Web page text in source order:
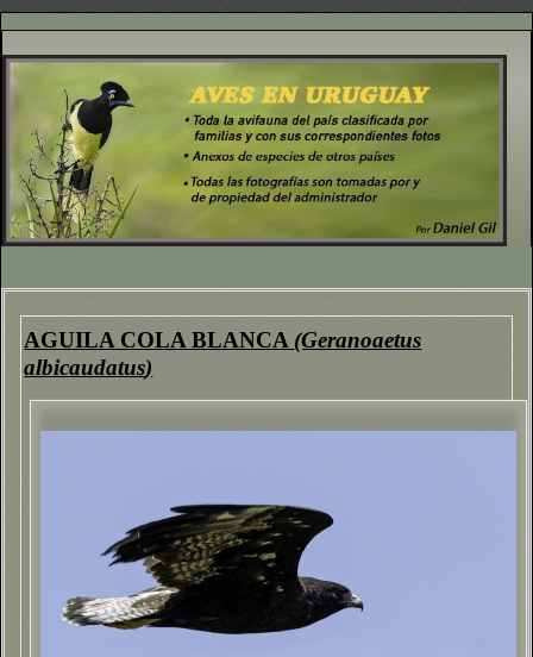
AGUILA COLA BLANCA (Geranoaetus
albicaudatus)